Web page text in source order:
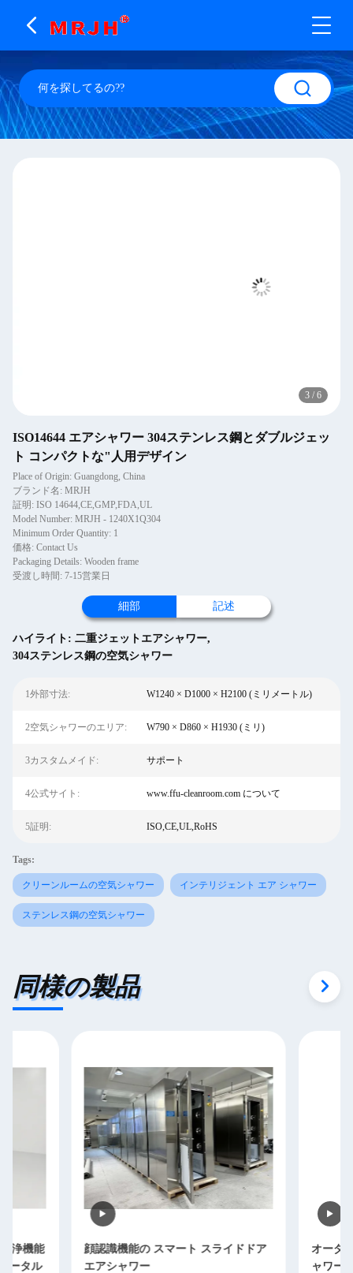
3 / 6
ISO14644 エアシャワー 304ステンレス鋼とダブルジェッ
ト コンパクトな"人用デザイン
Place of Origin: Guangdong, China
ブランド名: MRJH
証明: ISO 14644,CE,GMP,FDA,UL
Model Number: MRJH - 1240X1Q304
Minimum Order Quantity: 1
価格: Contact Us
Packaging Details: Wooden frame
受渡し時間: 7-15営業日
細部 記述
ハイライト: 二重ジェットエアシャワー,
304ステンレス鋼の空気シャワー
1外部寸法: W1240 × D1000 × H2100 (ミリメートル)
2空気シャワーのエリア: W790 × D860 × H1930 (ミリ)
3カスタムメイド: サポート
4公式サイト: www.ffu-cleanroom.com について
5証明: ISO,CE,UL,RoHS
Tags:
クリーンルームの空気シャワー インテリジェント エア シャワー
ステンレス鋼の空気シャワー
同様の製品
顔認識機能の スマート スライドドア
エアシャワー
オーダーメイド 3
ャワー クリーンル